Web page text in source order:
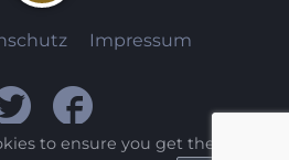
Impressum
to ensure you get the best